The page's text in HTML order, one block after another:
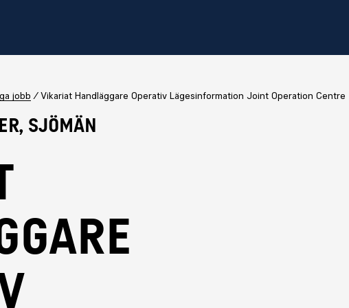
jobb Vikariat Handläggare Operativ Lägesinformation Joint Operation Centre
Sjömän